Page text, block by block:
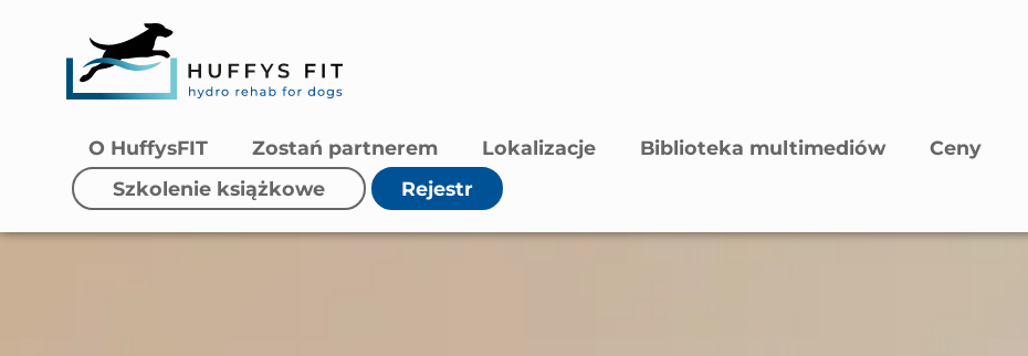
O HuffysFIT Zostań partnerem Lokalizacje Biblioteka multimediów
Ceny
Rejestr
Szkolenie książkowe